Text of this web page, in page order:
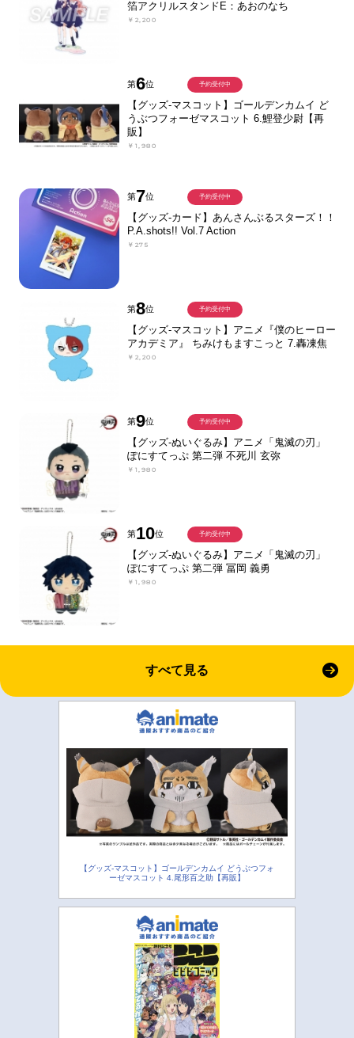
箔アクリルスタンドE：あおのなち
￥2,200
第6位
【グッズ-マスコット】ゴールデンカムイ ど
うぶつフォーゼマスコット 6.鯉登少尉【再
販】
￥1,980
予約受付中
第7位
【グッズ-カード】あんさんぶるスターズ！！
P.A.shots!! Vol.7 Action
￥275
予約受付中
第8位
【グッズ-マスコット】アニメ『僕のヒーロー
アカデミア』 ちみけもますこっと 7.轟凍焦
￥2,200
予約受付中
第9位
【グッズ-ぬいぐるみ】アニメ「鬼滅の刃」
ぽにすてっぷ 第二弾 不死川 玄弥
￥1,980
予約受付中
第10位
【グッズ-ぬいぐるみ】アニメ「鬼滅の刃」
ぽにすてっぷ 第二弾 冨岡 義勇
￥1,980
予約受付中
すべて見る
【グッズ-マスコット】ゴールデンカムイ どうぶつフォ
ーゼマスコット 4.尾形百之助【再販】